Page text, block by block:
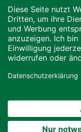
ALHO Gruppe